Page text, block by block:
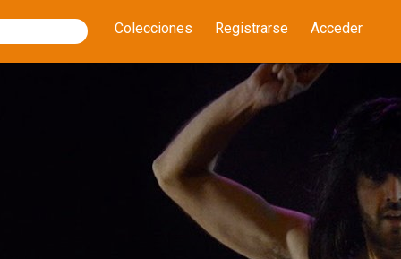
Colecciones Registrarse Acceder